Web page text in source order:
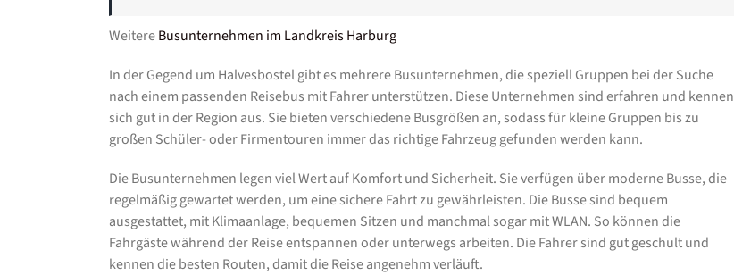
WeitereBusunternehmen im Landkreis Harburg
In der Gegend um Halvesbostel gibt es mehrere Busunternehmen, die speziell Gruppen bei der Suche
nach einem passenden Reisebus mit Fahrer unterstützen. Diese Unternehmen sind erfahren und kennen
sich gut in der Region aus. Sie bieten verschiedene Busgrößen an, sodass für kleine Gruppen bis zu
großen Schüler- oder Firmentouren immer das richtige Fahrzeug gefunden werden kann.
Die Busunternehmen legen viel Wert auf Komfort und Sicherheit. Sie verfügen über moderne Busse, die
regelmäßig gewartet werden, um eine sichere Fahrt zu gewährleisten. Die Busse sind bequem
ausgestattet, mit Klimaanlage, bequemen Sitzen und manchmal sogar mit WLAN. So können die
Fahrgäste während der Reise entspannen oder unterwegs arbeiten. Die Fahrer sind gut geschult und
kennen die besten Routen, damit die Reise angenehm verläuft.